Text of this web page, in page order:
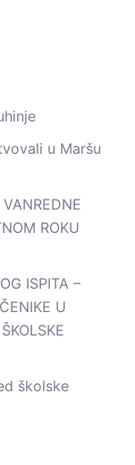
u Maršu
ROKU
ISPITA –
U
školske